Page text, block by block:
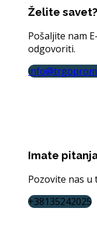
Želite savet?
Pošaljite nam
odgovoriti.
Imate
Pozovite nas u
+38135242025